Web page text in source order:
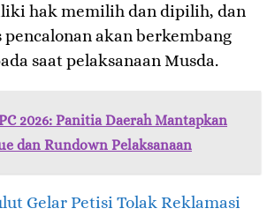
hak memilih dan dipilih, dan
pencalonan akan berkembang
saat pelaksanaan Musda.
2026: Panitia Daerah Mantapkan
dan Rundown Pelaksanaan
Gelar Petisi Tolak Reklamasi